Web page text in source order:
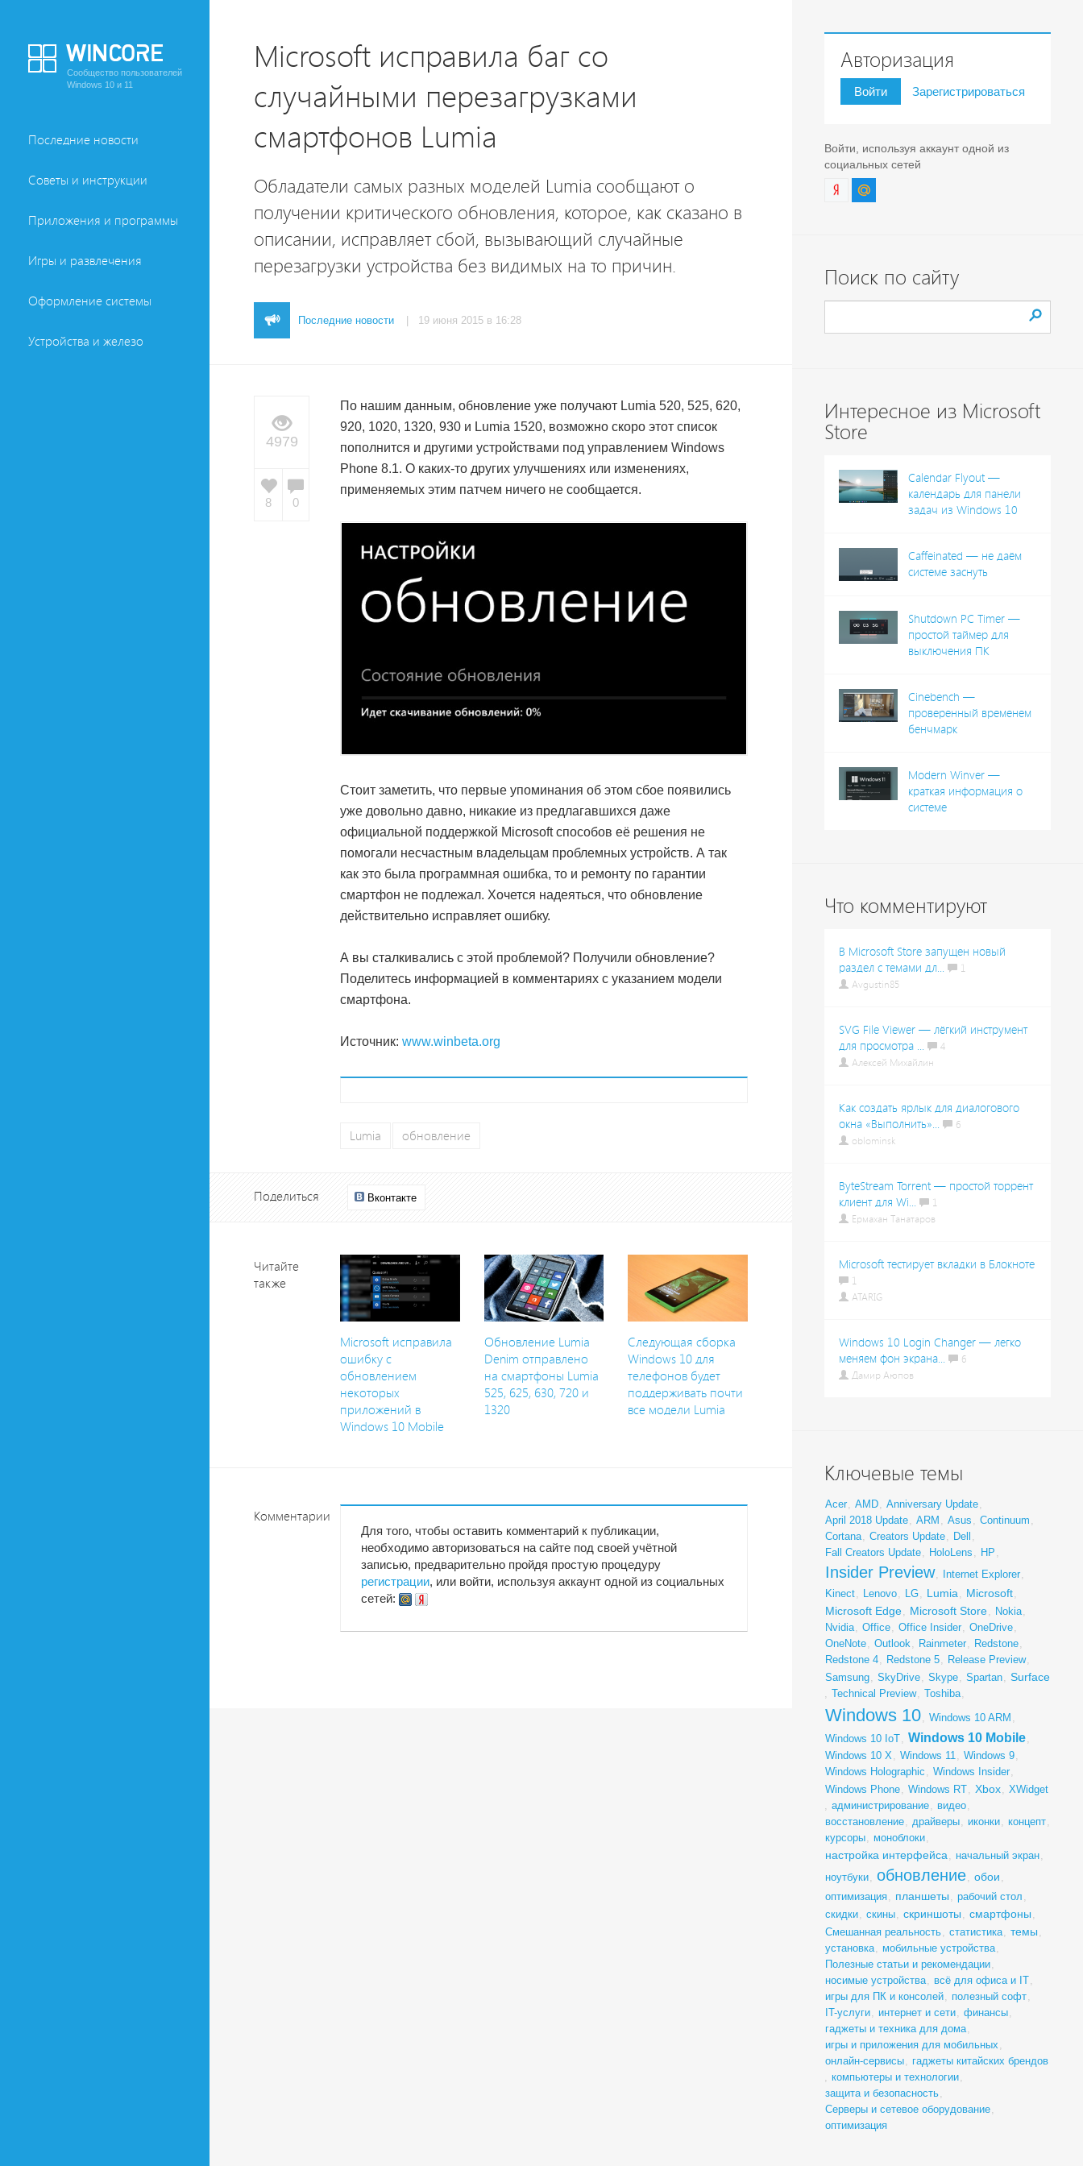
Сообщество пользователей
Windows 10 и 11
Последние новости
Советы и инструкции
Приложения и программы
Игры и развлечения
Оформление системы
Устройства и железо
Microsoft исправила баг со
случайными перезагрузками
смартфонов Lumia
Обладатели самых разных моделей Lumia сообщают о
получении критического обновления, которое, как сказано в
описании, исправляет сбой, вызывающий случайные
перезагрузки устройства без видимых на то причин.
Последние новости | 19 июня 2015 в 16:28
4979
8 0
По нашим данным, обновление уже получают Lumia 520, 525, 620,
920, 1020, 1320, 930 и Lumia 1520, возможно скоро этот список
пополнится и другими устройствами под управлением Windows
Phone 8.1. О каких-то других улучшениях или изменениях,
применяемых этим патчем ничего не сообщается.
Стоит заметить, что первые упоминания об этом сбое появились
уже довольно давно, никакие из предлагавшихся даже
официальной поддержкой Microsoft способов её решения не
помогали несчастным владельцам проблемных устройств. А так
как это была программная ошибка, то и ремонту по гарантии
смартфон не подлежал. Хочется надеяться, что обновление
действительно исправляет ошибку.
А вы сталкивались с этой проблемой? Получили обновление?
Поделитесь информацией в комментариях с указанием модели
смартфона.
Источник:www.winbeta.org
Lumia обновление
Поделиться Вконтакте
Читайте
также
Microsoft исправила
ошибку с
обновлением
некоторых
приложений в
Windows 10 Mobile
Обновление Lumia
Denim отправлено
на смартфоны Lumia
525, 625, 630, 720 и
1320
Следующая сборка
Windows 10 для
телефонов будет
поддерживать почти
все модели Lumia
Комментарии
Для того, чтобы оставить комментарий к публикации,
необходимо авторизоваться на сайте под своей учётной
записью, предварительно пройдя простую процедуру
регистрации, или войти, используя аккаунт одной из социальных
сетей:
Авторизация
Войти Зарегистрироваться
Войти, используя аккаунт одной из
социальных сетей
Поиск по сайту
Интересное из Microsoft
Store
Calendar Flyout —
календарь для панели
задач из Windows 10
Caffeinated — не даём
системе заснуть
Shutdown PC Timer —
простой таймер для
выключения ПК
Cinebench —
проверенный временем
бенчмарк
Modern Winver —
краткая информация о
системе
Что комментируют
В Microsoft Store запущен новый
раздел с темами дл...
1
Avgustin85
SVG File Viewer — лёгкий инструмент
для просмотра ...
4
Алексей Михайлин
Как создать ярлык для диалогового
окна «Выполнить»...
6
oblominsk
ByteStream Torrent — простой торрент
клиент для Wi...
1
Ермахан Танатаров
Microsoft тестирует вкладки в Блокноте
1
ATARIG
Windows 10 Login Changer — легко
меняем фон экрана...
6
Дамир Аюпов
Ключевые темы
Acer, AMD, Anniversary Update,
April 2018 Update, ARM , Asus , Continuum ,
Cortana, Creators Update, Dell ,
Fall Creators Update, HoloLens , HP ,
Insider Preview, Internet Explorer,
Kinect, Lenovo, LG, Lumia, Microsoft,
Microsoft Edge, Microsoft Store, Nokia,
Nvidia, Office, Office Insider, OneDrive,
OneNote, Outlook, Rainmeter, Redstone,
Redstone 4, Redstone 5, Release Preview,
Samsung, SkyDrive, Skype, Spartan, Surface
, Technical Preview, Toshiba,
Windows 10, Windows 10 ARM ,
Windows 10 IoT, Windows 10 Mobile,
Windows 10 X, Windows 11, Windows 9,
Windows Holographic , Windows Insider,
Windows Phone, Windows RT, Xbox, XWidget
, администрирование, видео,
восстановление, драйверы, иконки, концепт,
курсоры, моноблоки,
настройка интерфейса, начальный экран,
ноутбуки, обновление, обои ,
оптимизация, планшеты , рабочий стол ,
скидки, скины, скриншоты , смартфоны ,
Смешанная реальность, статистика, темы ,
установка, мобильные устройства,
Полезные статьи и рекомендации,
носимые устройства, всё для офиса и IT,
игры для ПК и консолей, полезный софт,
IT-услуги, интернет и сети, финансы,
гаджеты и техника для дома,
игры и приложения для мобильных ,
онлайн-сервисы, гаджеты китайских брендов
, компьютеры и технологии,
защита и безопасность,
Серверы и сетевое оборудование,
оптимизация